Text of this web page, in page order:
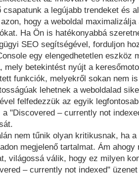
csapatunk a legújabb trendeket és
hogy a weboldal
Ha Ön is hatékonyabbá
SEO segítségével, forduljon
egy elengedhetetlen eszköz
mely betekintést nyújt a
funkciók, melyekről sokan nem
lehetnek a weboldalad
felfedezzük az egyik
a "Discovered – currently not
nem tűnik olyan kritikusnak, ha
megjelenő tartalmat. Ám ahogy
világossá válik, hogy ez milyen
– currently not indexed"